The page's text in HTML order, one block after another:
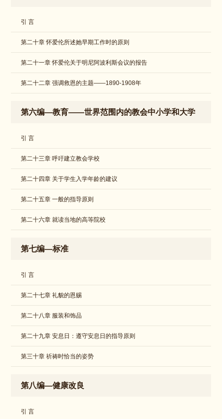
引 言
第二十章 怀爱伦所述她早期工作时的原则
第二十一章 怀爱伦关于明尼阿波利斯会议的报告
​第二十二章 强调救恩的主题——1890-1908年
第六编—教育——世界范围内的教会中小学和大学
引 言
第二十三章 呼吁建立教会学校
第二十四章 关于学生入学年龄的建议
​第二十五章 一般的指导原则
​第二十六章 就读当地的高等院校
第七编—标准
引 言
第二十七章 礼貌的恩赐
第二十八章 服装和饰品
第二十九章 安息日：遵守安息日的指导原则
第三十章 祈祷时恰当的姿势
第八编—健康改良
引 言